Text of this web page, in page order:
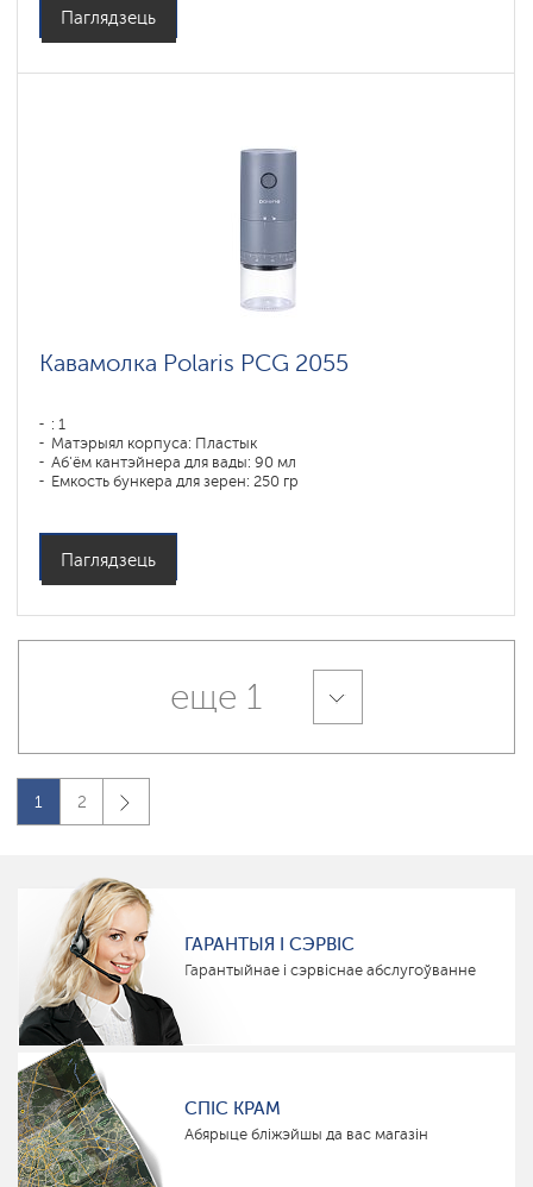
Паглядзець
Кавамолка Polaris PCG 2055
: 1
Матэрыял корпуса: Пластык
Аб'ём кантэйнера для вады: 90 мл
Емкость бункера для зерен: 250 гр
Паглядзець
еще 1
1 2
ГАРАНТЫЯ І СЭРВІС
Гарантыйнае і сэрвіснае абслугоўванне
СПІС КРАМ
Абярыце бліжэйшы да вас магазін